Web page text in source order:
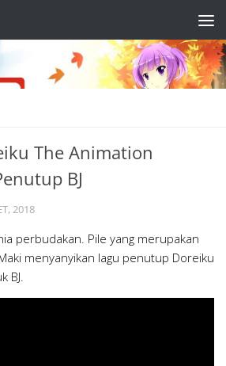
The Animation
BJ
2018
perbudakan. Pile yang merupakan
menyanyikan lagu penutup Doreiku
BJ.